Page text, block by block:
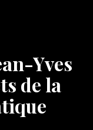
Yves
de la